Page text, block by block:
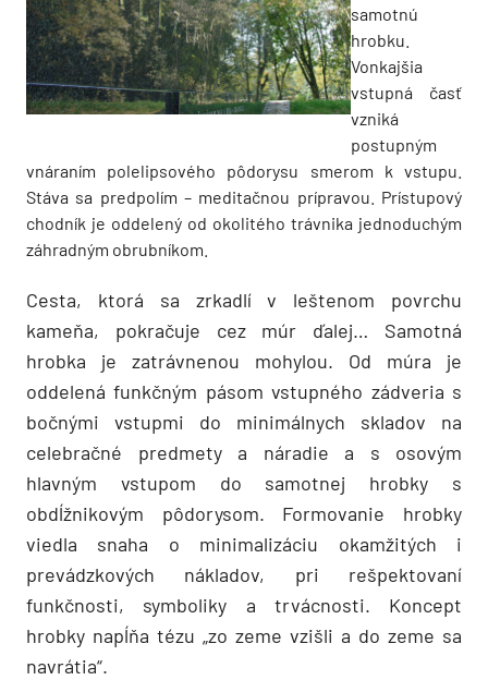
samotnú
hrobku.
Vonkajšia
vstupná časť
vzniká
postupným
vnáraním polelipsového pôdorysu smerom k vstupu.
Stáva sa predpolím – meditačnou prípravou. Prístupový
chodník je oddelený od okolitého trávnika jednoduchým
záhradným obrubníkom.
Cesta, ktorá sa zrkadlí v leštenom povrchu
kameňa, pokračuje cez múr ďalej… Samotná
hrobka je zatrávnenou mohylou. Od múra je
oddelená funkčným pásom vstupného zádveria s
bočnými vstupmi do minimálnych skladov na
celebračné predmety a náradie a s osovým
hlavným vstupom do samotnej hrobky s
obdĺžnikovým pôdorysom. Formovanie hrobky
viedla snaha o minimalizáciu okamžitých i
prevádzkových nákladov, pri rešpektovaní
funkčnosti, symboliky a trvácnosti. Koncept
hrobky napĺňa tézu „zo zeme vzišli a do zeme sa
navrátia“.